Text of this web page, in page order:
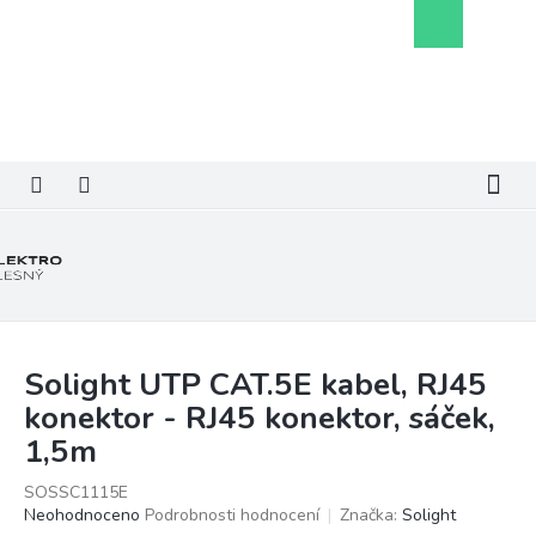
košík
Solight UTP CAT.5E kabel, RJ45
konektor - RJ45 konektor, sáček,
1,5m
SOSSC1115E
Průměrné
Neohodnoceno Podrobnosti hodnocení Značka: Solight